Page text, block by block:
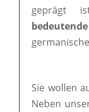
geprägt
Sie wollen
Neben